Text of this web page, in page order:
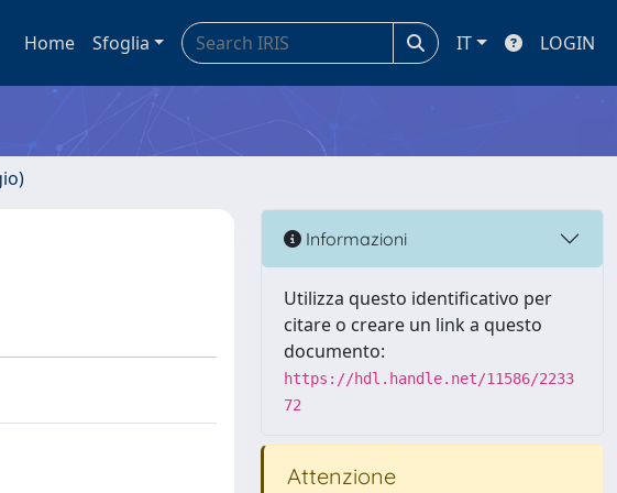
Home Sfoglia IT LOGIN
Informazioni
Utilizza questo identificativo per
citare o creare un link a questo
documento:
https://hdl.handle.net/11586/2233
72
Attenzione